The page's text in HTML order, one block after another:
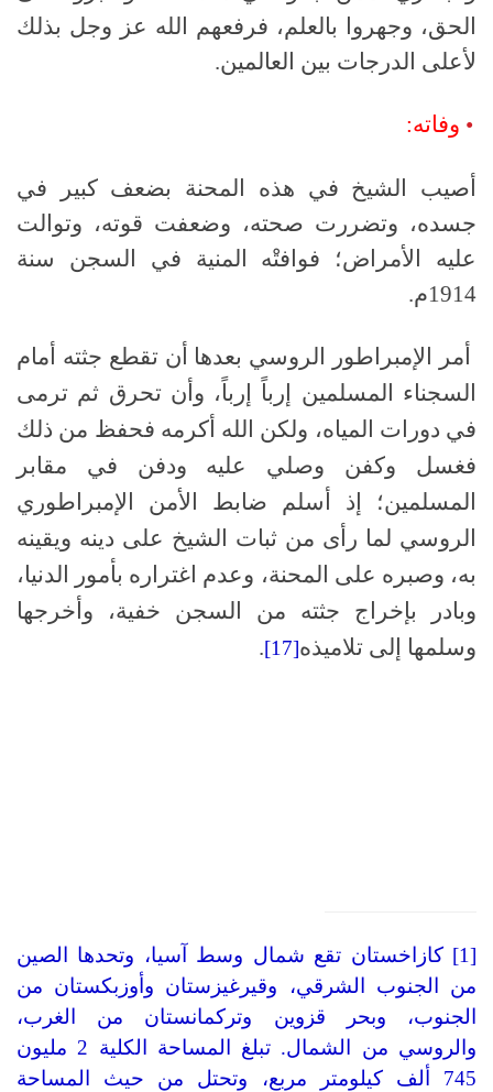
الحق، وجهروا بالعلم، فرفعهم الله عز وجل بذلك
لأعلى الدرجات بين العالمين.
• وفاته:
أصيب الشيخ في هذه المحنة بضعف كبير في
جسده، وتضررت صحته، وضعفت قوته، وتوالت
عليه الأمراض؛ فوافتْه المنية في السجن سنة
1914م.
أمر الإمبراطور الروسي بعدها أن تقطع جثته أمام
السجناء المسلمين إرباً إرباً، وأن تحرق ثم ترمى
في دورات المياه، ولكن الله أكرمه فحفظ من ذلك
فغسل وكفن وصلي عليه ودفن في مقابر
المسلمين؛ إذ أسلم ضابط الأمن الإمبراطوري
الروسي لما رأى من ثبات الشيخ على دينه ويقينه
به، وصبره على المحنة، وعدم اغتراره بأمور الدنيا،
وبادر بإخراج جثته من السجن خفية، وأخرجها
وسلمها إلى تلاميذه[17]
.
[1] كازاخستان تقع شمال وسط آسيا، وتحدها الصين
من الجنوب الشرقي، وقيرغيزستان وأوزبكستان من
الجنوب، وبحر قزوين وتركمانستان من الغرب،
والروسي من الشمال. تبلغ المساحة الكلية 2 مليون
745 ألف كيلومتر مربع، وتحتل من حيث المساحة